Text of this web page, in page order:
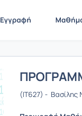
Εγγραφή
(IT627) - Βασίλης